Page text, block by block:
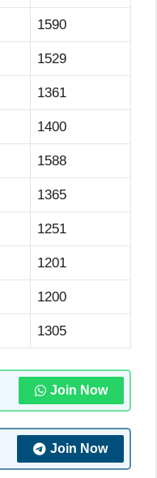
1590
1529
1361
1400
1588
1365
1251
1201
1200
1305
Join Now
Join Now